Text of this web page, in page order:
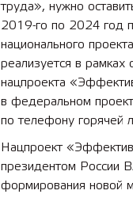
труда», нужно
2019-го по 2024 год
национального
реализуется в
нацпроекта
в федеральном
по телефону горячей
Нацпроект
президентом России
формирования новой